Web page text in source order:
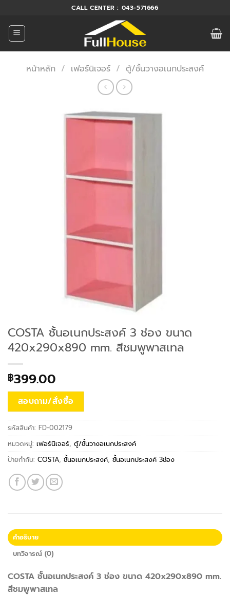
ยัง
เนื้อหา
CALL CENTER : 043-571666
หน้าหลัก / เฟอร์นิเจอร์ / ตู้/ชั้นวางอเนกประสงค์
COSTA ชั้นอเนกประสงค์ 3 ช่อง ขนาด
420x290x890 mm. สีชมพูพาสเทล
฿399.00
สอบถาม/สั่งซื้อ
รหัสสินค้า: FD-002179
หมวดหมู่: เฟอร์นิเจอร์, ตู้/ชั้นวางอเนกประสงค์
ป้ายกำกับ: COSTA, ชั้นอเนกประสงค์, ชั้นอเนกประสงค์ 3ช่อง
คำอธิบาย
บทวิจารณ์ (0)
COSTA ชั้นอเนกประสงค์ 3 ช่อง ขนาด 420x290x890 mm.
สีชมพูพาสเทล